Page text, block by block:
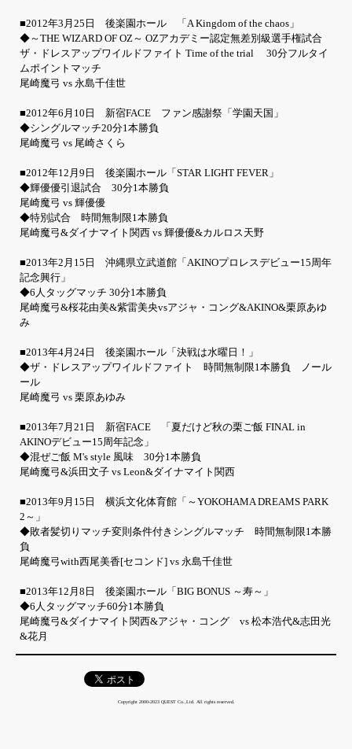
■2012年3月25日 後楽園ホール 「A Kingdom of the chaos」
◆～THE WIZARD OF OZ～ OZアカデミー認定無差別級選手権試合
ザ・ドレスアップワイルドファイト Time of the trial 30分フルタイ
ムポイントマッチ
尾崎魔弓 vs 永島千佳世
■2012年6月10日 新宿FACE ファン感謝祭「学園天国」
◆シングルマッチ20分1本勝負
尾崎魔弓 vs 尾崎さくら
■2012年12月9日 後楽園ホール「STAR LIGHT FEVER」
◆輝優優引退試合 30分1本勝負
尾崎魔弓 vs 輝優優
◆特別試合 時間無制限1本勝負
尾崎魔弓&ダイナマイト関西 vs 輝優優&カルロス天野
■2013年2月15日 沖縄県立武道館「AKINOプロレスデビュー15周年
記念興行」
◆6人タッグマッチ 30分1本勝負
尾崎魔弓&桜花由美&紫雷美央vsアジャ・コング&AKINO&栗原あゆ
み
■2013年4月24日 後楽園ホール「決戦は水曜日！」
◆ザ・ドレスアップワイルドファイト 時間無制限1本勝負 ノール
ール
尾崎魔弓 vs 栗原あゆみ
■2013年7月21日 新宿FACE 「夏だけど秋の栗ご飯 FINAL in
AKINOデビュー15周年記念」
◆混ぜご飯 M's style 風味 30分1本勝負
尾崎魔弓&浜田文子 vs Leon&ダイナマイト関西
■2013年9月15日 横浜文化体育館「～YOKOHAMA DREAMS PARK
2～」
◆敗者髪切りマッチ変則条件付きシングルマッチ 時間無制限1本勝
負
尾崎魔弓with西尾美香[セコンド] vs 永島千佳世
■2013年12月8日 後楽園ホール「BIG BONUS ～寿～」
◆6人タッグマッチ60分1本勝負
尾崎魔弓&ダイナマイト関西&アジャ・コング vs 松本浩代&志田光
&花月
Copyright 2000-2023 QUEST Co.,Ltd. All rights reserved.